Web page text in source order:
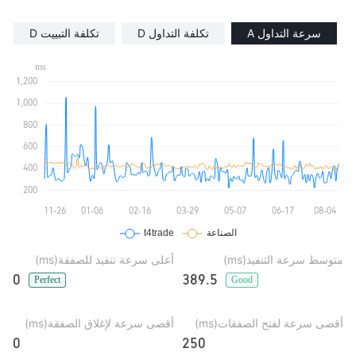
سرعة التداول A تكلفة التداول D تكلفة التبييت D
متوسط سرعة التنفيذ(ms)
389.5 Good
أعلى سرعة تنفيذ للصفقة(ms)
0 Perfect
أقصى سرعة لفتح الصفقات(ms)
250
أقصى سرعة لإغلاق الصفقة(ms)
0